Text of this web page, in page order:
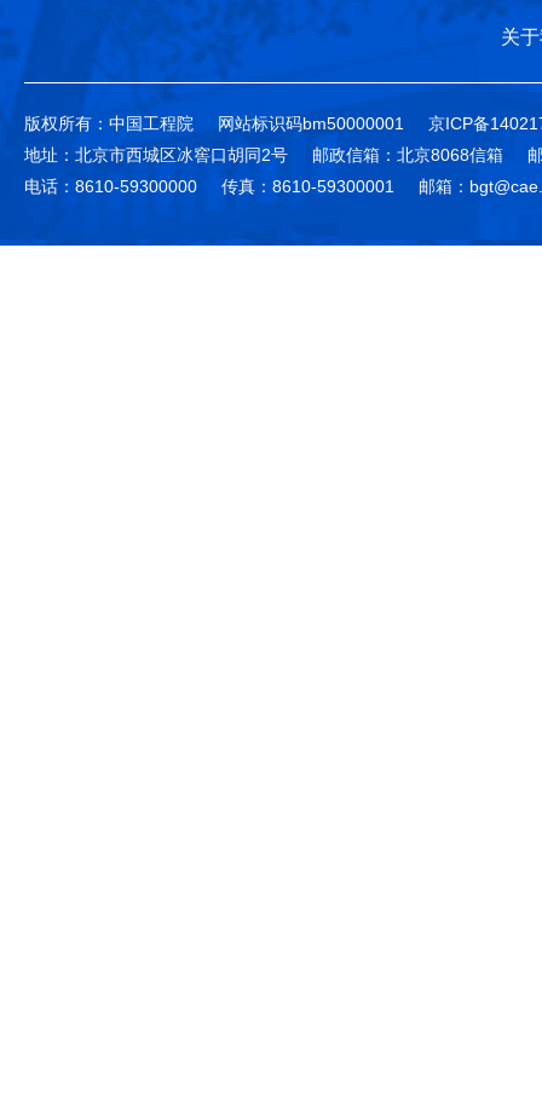
关
版权所有：中国工程院 网站标识码bm50000001
京ICP备
地址：北京市西城区冰窖口胡同2号
邮政信箱：北京8068信箱
电话：8610-59300000
传真：8610-59300001 邮箱：